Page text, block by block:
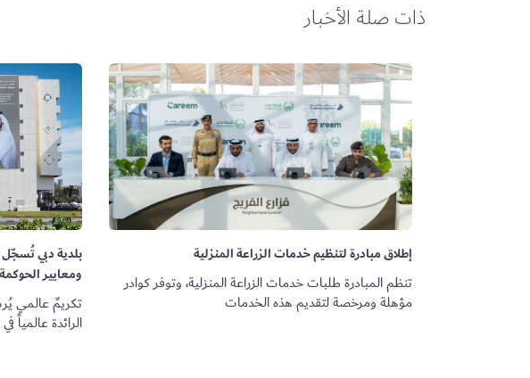
ذات صلة الأخبار
إطلاق مبادرة لتنظيم خدمات الزراعة المنزلية
تنظم المبادرة طلبات خدمات الزراعة المنزلية، وتوفر كوادر
مؤهلة ومرخصة لتقديم هذه الخدمات
بلدية دبي
ومعايير الحوكمة
تكريمٌ عالمي
الرائدة